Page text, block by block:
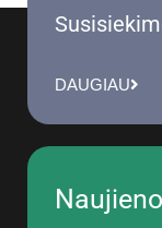
DAUGIAU